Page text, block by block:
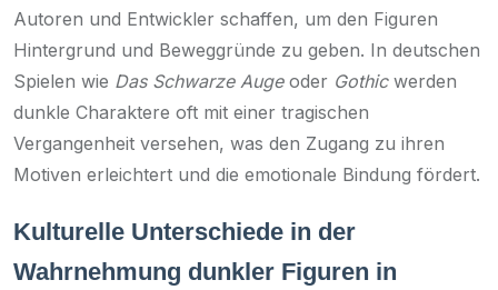
Autoren und Entwickler schaffen, um den Figuren
Hintergrund und Beweggründe zu geben. In deutschen
Spielen wie Das Schwarze Augeoder Gothicwerden
dunkle Charaktere oft mit einer tragischen
Vergangenheit versehen, was den Zugang zu ihren
Motiven erleichtert und die emotionale Bindung fördert.
Kulturelle Unterschiede in der
Wahrnehmung dunkler Figuren in